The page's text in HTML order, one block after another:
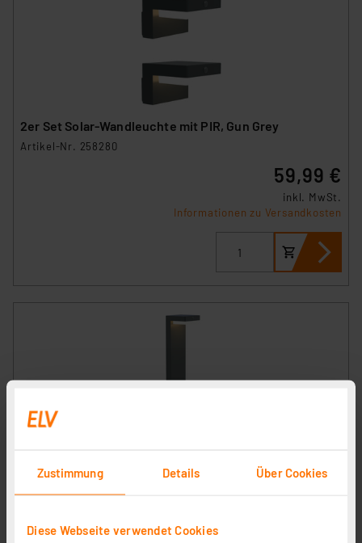
Zustimmung Details Über Cookies
Diese Webseite verwendet Cookies
2er Set Solar-Wandleuchte mit PIR, Gun Grey
Artikel-Nr. 258280
59,99 €
inkl. MwSt.
Informationen zu Versandkosten
Artikel-Nr. 258281
Informationen zu Versandkosten